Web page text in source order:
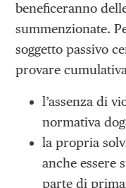
beneficeranno
summenzionate.
soggetto passivo
provare
l’assenza di
normativa
la propria
anche essere
parte di